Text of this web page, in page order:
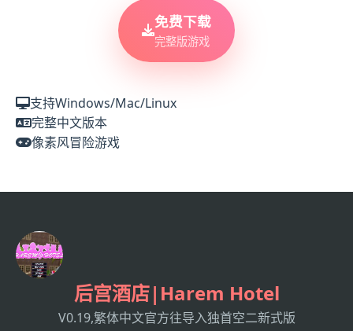
免费下载
完整版游戏
支持Windows/Mac/Linux
完整中文版本
像素风冒险游戏
后宫酒店|Harem Hotel
V0.19,繁体中文官方往导入独首空二新式版